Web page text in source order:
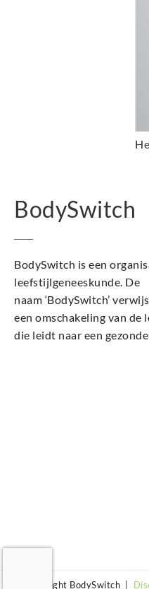
BodySwitch
BodySwitch is een
leefstijlgeneeskunde. De
naam ‘BodySwitch’
een omschakeling van de
die leidt naar een
© Copyright BodySwitch |